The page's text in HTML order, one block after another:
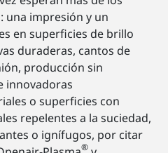
una impresión y un
en superficies de brillo
duraderas, cantos de
producción sin
innovadoras
o superficies con
repelentes a la suciedad,
o ignífugos, por citar
®